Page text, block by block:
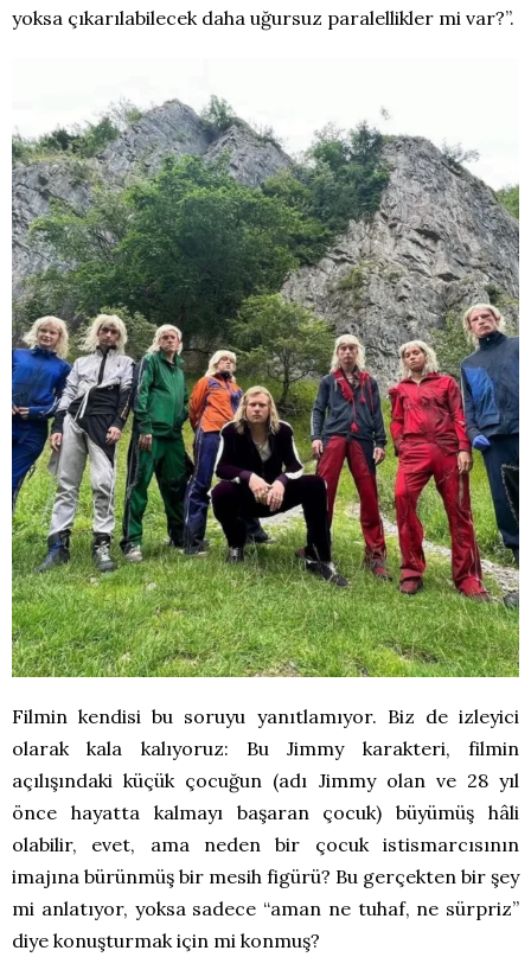
yoksa çıkarılabilecek daha uğursuz paralellikler mi var?”.
Filmin kendisi bu soruyu yanıtlamıyor. Biz de izleyici
olarak kala kalıyoruz: Bu Jimmy karakteri, filmin
açılışındaki küçük çocuğun (adı Jimmy olan ve 28 yıl
önce hayatta kalmayı başaran çocuk) büyümüş hâli
olabilir, evet, ama neden bir çocuk istismarcısının
imajına bürünmüş bir mesih figürü? Bu gerçekten bir şey
mi anlatıyor, yoksa sadece “aman ne tuhaf, ne sürpriz”
diye konuşturmak için mi konmuş?